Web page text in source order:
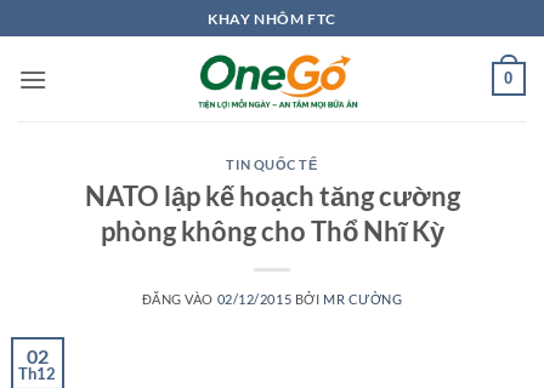
qua
nội
KHAY NHÔM FTC
0
TIN QUỐC TẾ
NATO lập kế hoạch tăng cường
phòng không cho Thổ Nhĩ Kỳ
ĐĂNG VÀO 02/12/2015 BỞI MR CƯỜNG
02
Th12